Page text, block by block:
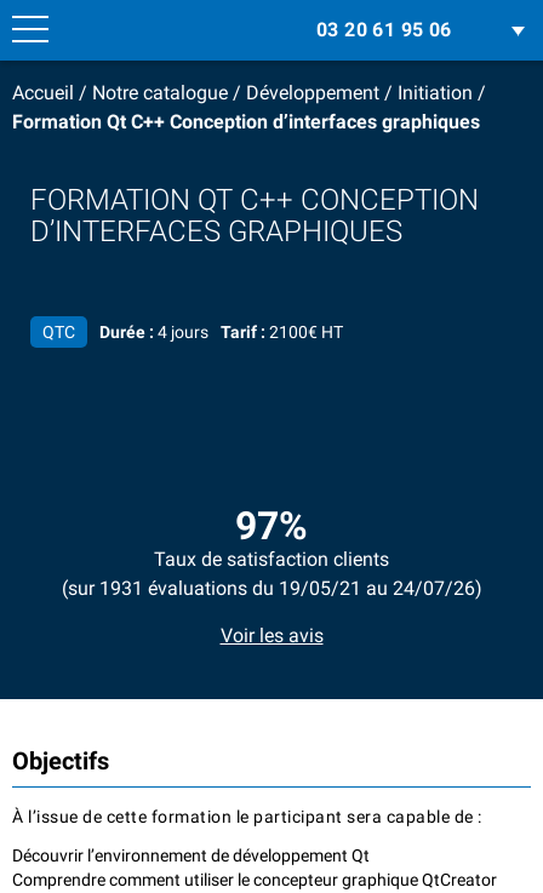
03 20 61 95 06
Accueil / Notre catalogue / Développement / Initiation /
Formation Qt C++ Conception d’interfaces graphiques
FORMATION QT C++ CONCEPTION
D’INTERFACES GRAPHIQUES
QTC Durée : 4 jours Tarif : 2100€ HT
97%
Taux de satisfaction clients
(sur 1931 évaluations du 19/05/21 au 24/07/26)
Voir les avis
Objectifs
À l’issue de cette formation le participant sera capable de :
Découvrir l’environnement de développement Qt
Comprendre comment utiliser le concepteur graphique QtCreator